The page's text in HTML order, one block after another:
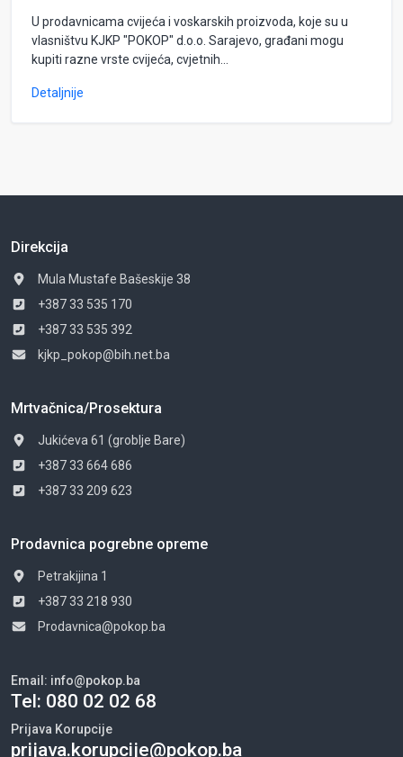
U prodavnicama cvijeća i voskarskih proizvoda, koje su u
vlasništvu KJKP "POKOP" d.o.o. Sarajevo, građani mogu
kupiti razne vrste cvijeća, cvjetnih...
Detaljnije
Direkcija
Mula Mustafe Bašeskije 38
+387 33 535 170
+387 33 535 392
kjkp_pokop@bih.net.ba
Mrtvačnica/Prosektura
Jukićeva 61 (groblje Bare)
+387 33 664 686
+387 33 209 623
Prodavnica pogrebne opreme
Petrakijina 1
+387 33 218 930
Prodavnica@pokop.ba
Email: info@pokop.ba
Tel: 080 02 02 68
Prijava Korupcije
prijava.korupcije@pokop.ba